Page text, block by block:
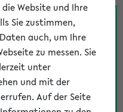
Fragen zu
Sie Ansprechpersonen
Der BIS
Hilfe leisten.
Website und Ihre
Sie zustimmen,
auch, um Ihre
zu messen. Sie
unter
und mit der
Auf der Seite